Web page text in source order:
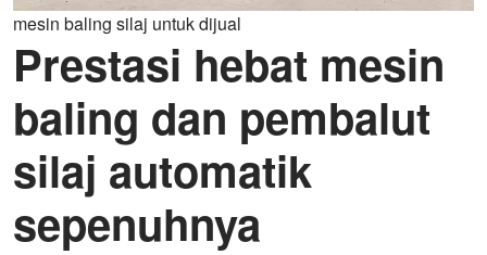
mesin baling silaj untuk dijual
Prestasi hebat mesin
baling dan pembalut
silaj automatik
sepenuhnya